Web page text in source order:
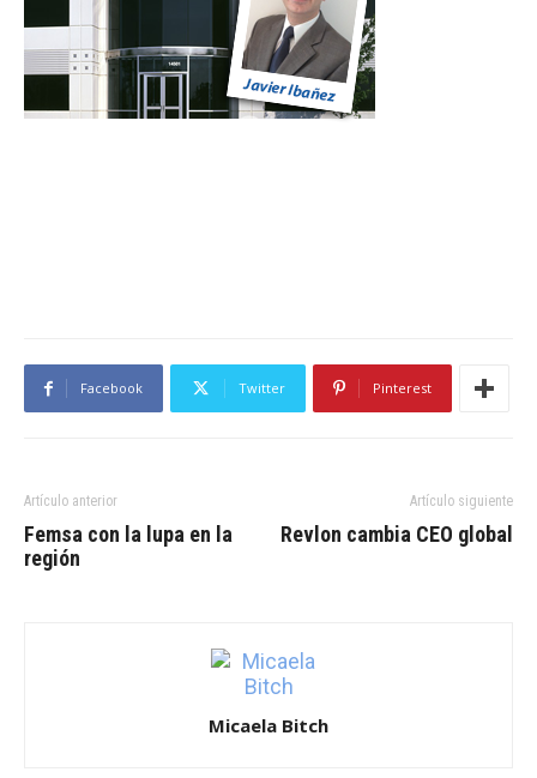
Facebook Twitter Pinterest
Artículo anterior
Femsa con la lupa en la
región
Artículo siguiente
Revlon cambia CEO global
Micaela Bitch